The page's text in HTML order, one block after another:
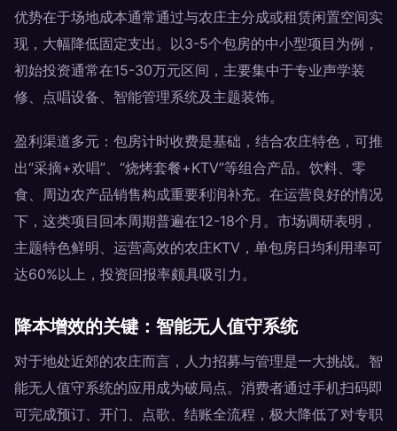
优势在于场地成本通常通过与农庄主分成或租赁闲置空间实
现，大幅降低固定支出。以3-5个包房的中小型项目为例，
初始投资通常在15-30万元区间，主要集中于专业声学装
修、点唱设备、智能管理系统及主题装饰。
盈利渠道多元：包房计时收费是基础，结合农庄特色，可推
出“采摘+欢唱”、“烧烤套餐+KTV”等组合产品。饮料、零
食、周边农产品销售构成重要利润补充。在运营良好的情况
下，这类项目回本周期普遍在12-18个月。市场调研表明，
主题特色鲜明、运营高效的农庄KTV，单包房日均利用率可
达60%以上，投资回报率颇具吸引力。
降本增效的关键：智能无人值守系统
对于地处近郊的农庄而言，人力招募与管理是一大挑战。智
能无人值守系统的应用成为破局点。消费者通过手机扫码即
可完成预订、开门、点歌、结账全流程，极大降低了对专职